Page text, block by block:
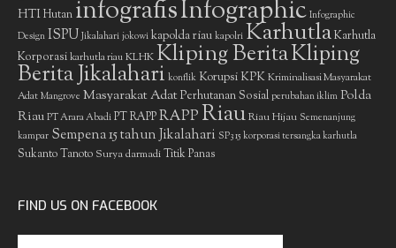
HTIHutan infografisInfographic Infographic
Design ISPU Jikalahari jokowi kapolda riau kapolri KarhutlaKarhutla
Korporasikarhutla riauKLHKKliping BeritaKliping
Berita Jikalahari konflik Korupsi KPKKriminalisasi Masyarakat
Adat Mangrove Masyarakat AdatPerhutanan Sosial perubahan iklim Polda
Riau PT Arara Abadi PT RAPPRAPPRiauRiau Hijau Semenanjung
kampar Sempena 15 tahun Jikalahari SP3 15 korporasi tersangka karhutla
Sukanto Tanoto Surya darmadiTitik Panas
FIND US ON FACEBOOK